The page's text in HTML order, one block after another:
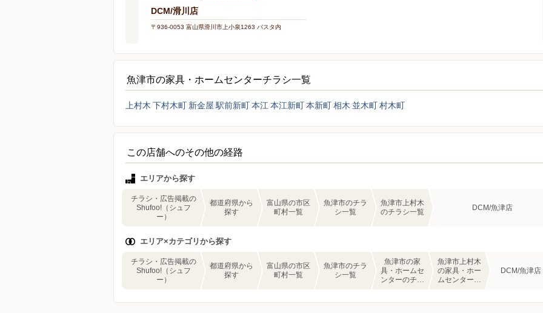
DCM/滑川店
〒936-0053 富山県滑川市上小泉1263 パスタ内
魚津市の家具・ホームセンターチラシ一覧
上村木 下村木町 新金屋 駅前新町本江 本江新町本新町相木 並木町村木町
この店舗へのその他の経路
エリアから探す
チラシ・広告掲載の
Shufoo!（シュフ
ー）
都道府県から
探す
富山県の市区
町村一覧
魚津市のチラ
シ一覧
魚津市上村木
のチラシ一覧
DCM/魚津店
エリア×カテゴリから探す
チラシ・広告掲載の
Shufoo!（シュフ
ー）
都道府県から
探す
富山県の市区
町村一覧
魚津市のチラ
シ一覧
魚津市の家
具・ホームセ
ンターのチラ
魚津市上村木
の家具・ホー
ムセンターの
DCM/魚津店